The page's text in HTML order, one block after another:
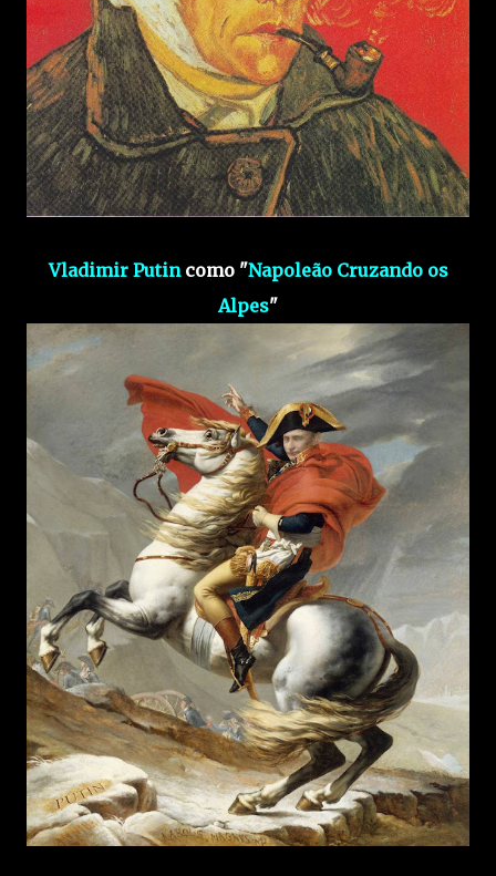
Vladimir Putincomo "Napoleão Cruzando os
Alpes"